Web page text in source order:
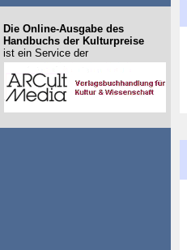
Die Online-Ausgabe des
Handbuchs der Kulturpreise
ist ein Service der